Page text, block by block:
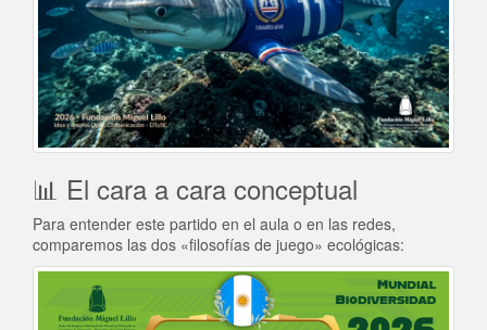
📊 El cara a cara conceptual
Para entender este partido en el aula o en las redes,
comparemos las dos «filosofías de juego» ecológicas: